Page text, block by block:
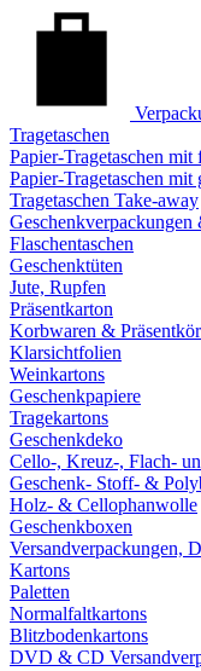
Tragetaschen
Papier-Tragetaschen
Papier-Tragetaschen mit
Tragetaschen Take-away
Flaschentaschen
Geschenktüten
Jute, Rupfen
Präsentkarton
Korbwaren &
Klarsichtfolien
Weinkartons
Geschenkpapiere
Tragekartons
Geschenkdeko
Cello-, Kreuz-, Flach-
Geschenk- Stoff- &
Holz- & Cellophanwolle
Geschenkboxen
Versandverpackungen,
Kartons
Paletten
Normalfaltkartons
Blitzbodenkartons
DVD & CD